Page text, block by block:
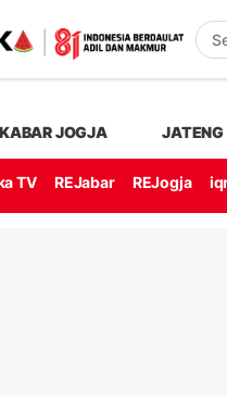
KABAR JOGJA JATENG
TV REJabar REJogja